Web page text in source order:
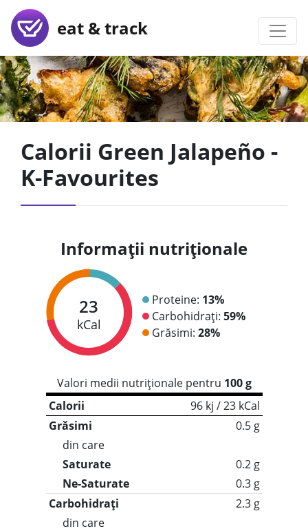
eat & track
Calorii Green Jalapeño -
K-Favourites
Informații nutriționale
23
kCal
Proteine: 13%
Carbohidrați: 59%
Grăsimi: 28%
Valori medii nutriționale pentru 100 g
Calorii
96 kj / 23 kCal
Grăsimi
0.5 g
din care
Saturate
0.2 g
Ne-Saturate
0.3 g
Carbohidrați
2.3 g
din care